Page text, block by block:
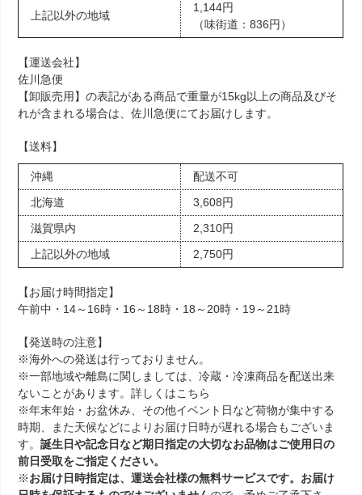
上記以外の地域
1,144円
（味街道：836円）
【運送会社】
佐川急便
【卸販売用】の表記がある商品で重量が15kg以上の商品及びそ
れが含まれる場合は、佐川急便にてお届けします。
【送料】
沖縄
配送不可
北海道
3,608円
滋賀県内
2,310円
上記以外の地域
2,750円
【お届け時間指定】
午前中・14～16時・16～18時・18～20時・19～21時
【発送時の注意】
※海外への発送は行っておりません。
※一部地域や離島に関しましては、冷蔵・冷凍商品を配送出来
ないことがあります。詳しくはこちら
※年末年始・お盆休み、その他イベント日など荷物が集中する
時期、また天候などによりお届け日時が遅れる場合もございま
す。誕生日や記念日など期日指定の大切なお品物はご使用日の
前日受取をご指定ください。
※お届け日時指定は、運送会社様の無料サービスです。お届け